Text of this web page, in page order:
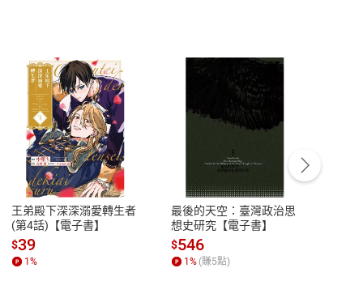
性
參
客服資訊
服務時間：週一到週五 10:00-12:00、
13:00-17:00 (國定假日及例假日休息)
客服電話：0080-1857077
王弟殿下深深溺愛轉生者
(第4話)【電子書】
$39
1%
最後的天空：臺灣政治思
想史研究【電子書】
$546
1% (賺5點)